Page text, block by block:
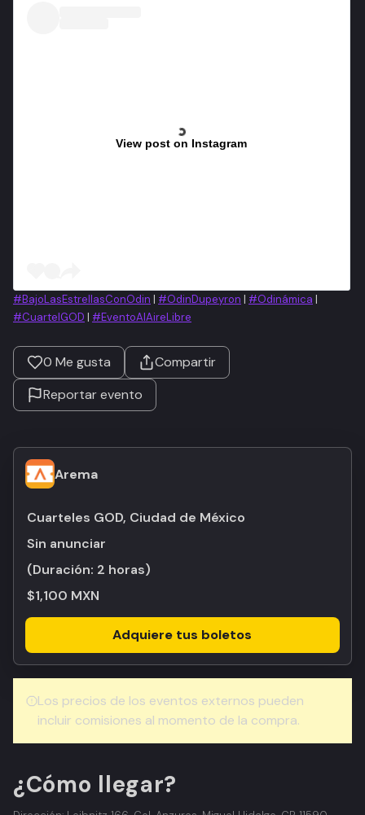
View post on Instagram
#BajoLasEstrellasConOdin | #OdinDupeyron | #Odinámica |
#CuartelGOD | #EventoAlAireLibre
0 Me gusta
Compartir
Reportar evento
Arema
Cuarteles GOD, Ciudad de México
Sin anunciar
(Duración: 2 horas)
$1,100 MXN
Adquiere tus boletos
Los precios de los eventos externos pueden
incluir comisiones al momento de la compra.
¿Cómo llegar?